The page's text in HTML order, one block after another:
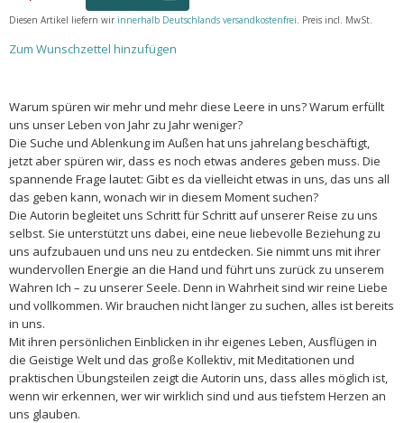
Diesen Artikel liefern wir innerhalb Deutschlands versandkostenfrei. Preis incl. MwSt.
Zum Wunschzettel hinzufügen
Warum spüren wir mehr und mehr diese Leere in uns? Warum erfüllt
uns unser Leben von Jahr zu Jahr weniger?
Die Suche und Ablenkung im Außen hat uns jahrelang beschäftigt,
jetzt aber spüren wir, dass es noch etwas anderes geben muss. Die
spannende Frage lautet: Gibt es da vielleicht etwas in uns, das uns all
das geben kann, wonach wir in diesem Moment suchen?
Die Autorin begleitet uns Schritt für Schritt auf unserer Reise zu uns
selbst. Sie unterstützt uns dabei, eine neue liebevolle Beziehung zu
uns aufzubauen und uns neu zu entdecken. Sie nimmt uns mit ihrer
wundervollen Energie an die Hand und führt uns zurück zu unserem
Wahren Ich – zu unserer Seele. Denn in Wahrheit sind wir reine Liebe
und vollkommen. Wir brauchen nicht länger zu suchen, alles ist bereits
in uns.
Mit ihren persönlichen Einblicken in ihr eigenes Leben, Ausflügen in
die Geistige Welt und das große Kollektiv, mit Meditationen und
praktischen Übungsteilen zeigt die Autorin uns, dass alles möglich ist,
wenn wir erkennen, wer wir wirklich sind und aus tiefstem Herzen an
uns glauben.